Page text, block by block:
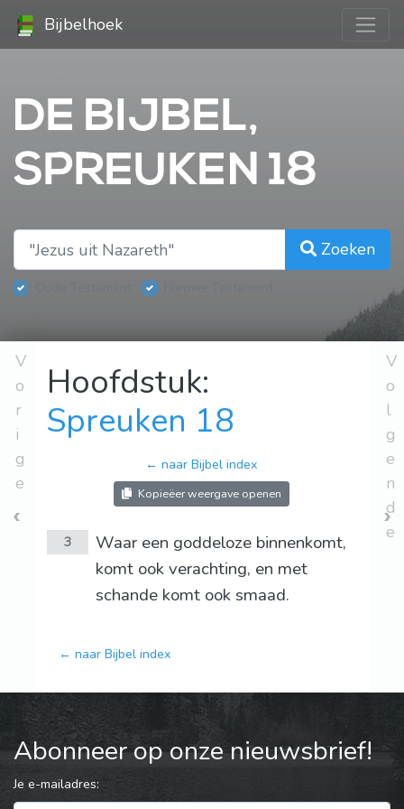
Bijbelhoek
DE BIJBEL,
SPREUKEN 18
Zoeken
V
o
r
i
g
e
Hoofdstuk:
Spreuken 18
← naar Bijbel index
Kopieëer weergave openen
3
Waar een goddeloze binnenkomt,
komt ook verachting, en met
schande komt ook smaad.
← naar Bijbel index
V
o
l
g
e
n
d
e
Abonneer op onze nieuwsbrief!
Je e-mailadres: